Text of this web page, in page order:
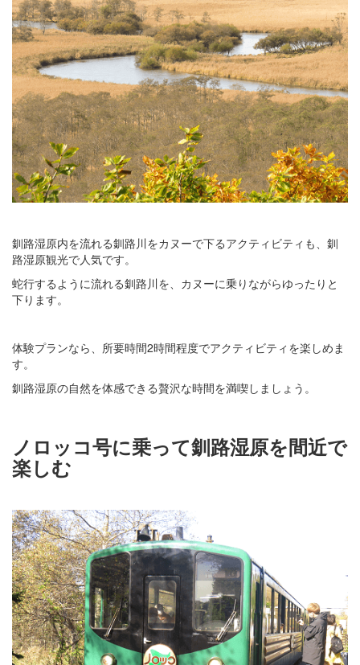
釧路湿原内を流れる釧路川をカヌーで下るアクティビティも、釧
路湿原観光で人気です。
蛇行するように流れる釧路川を、カヌーに乗りながらゆったりと
下ります。
体験プランなら、所要時間2時間程度でアクティビティを楽しめま
す。
釧路湿原の自然を体感できる贅沢な時間を満喫しましょう。
ノロッコ号に乗って釧路湿原を間近で
楽しむ